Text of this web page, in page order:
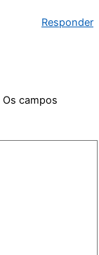
Responder
Os campos